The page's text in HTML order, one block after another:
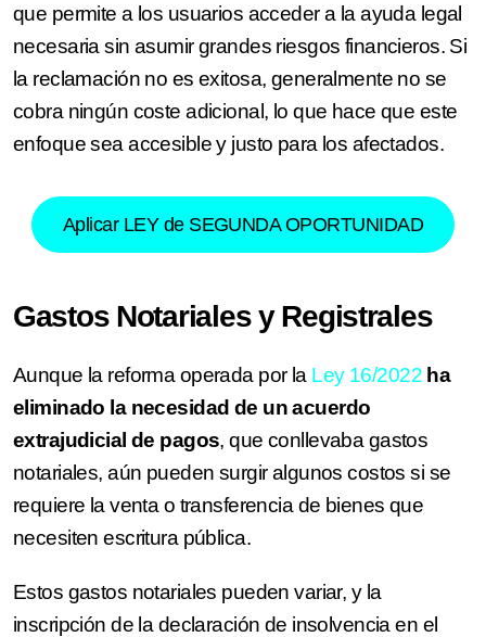
que permite a los usuarios acceder a la ayuda legal
necesaria sin asumir grandes riesgos financieros. Si
la reclamación no es exitosa, generalmente no se
cobra ningún coste adicional, lo que hace que este
enfoque sea accesible y justo para los afectados.
Aplicar LEY de SEGUNDA OPORTUNIDAD
Gastos Notariales y Registrales
Aunque la reforma operada por la Ley 16/2022 ha
eliminado la necesidad de un acuerdo
extrajudicial de pagos, que conllevaba gastos
notariales, aún pueden surgir algunos costos si se
requiere la venta o transferencia de bienes que
necesiten escritura pública.
Estos gastos notariales pueden variar, y la
inscripción de la declaración de insolvencia en el